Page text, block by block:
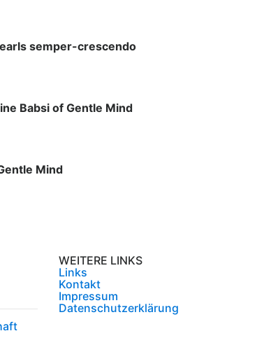
semper-crescendo
Babsi of Gentle Mind
Mind
WEITERE LINKS
Links
Kontakt
Impressum
Datenschutzerklärung